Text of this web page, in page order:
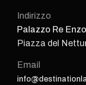
Indirizzo
Palazzo Re Enzo
Piazza del
Email